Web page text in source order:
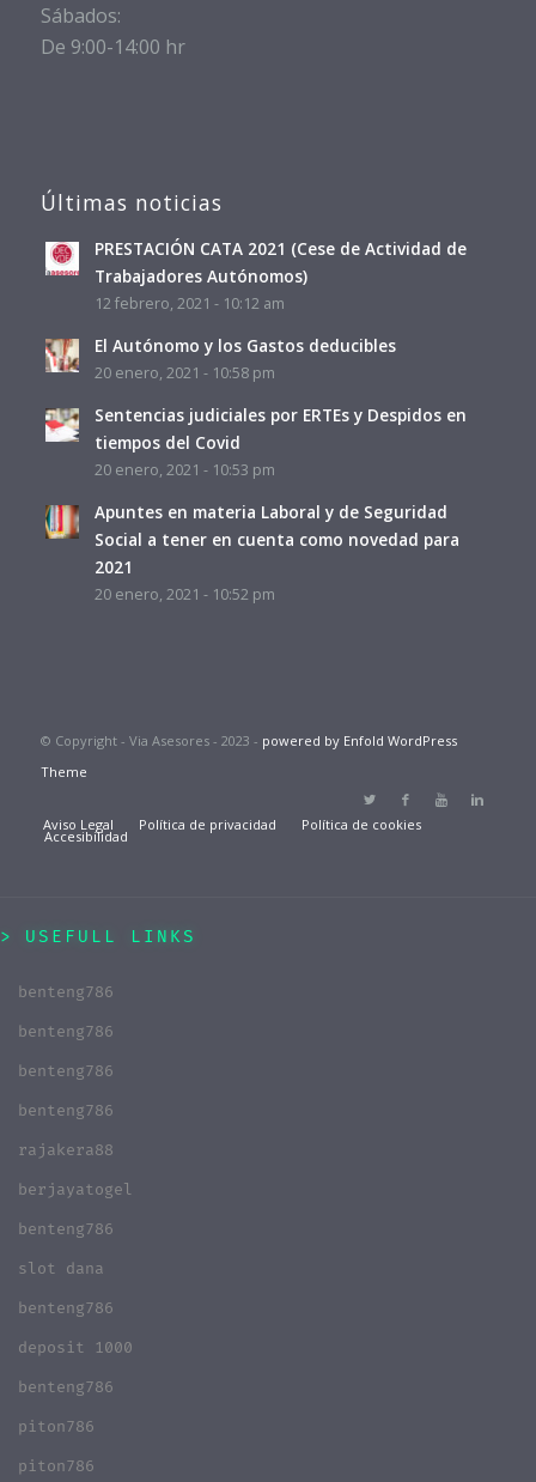
Sábados:
De 9:00-14:00 hr
Últimas noticias
PRESTACIÓN CATA 2021 (Cese de Actividad de
Trabajadores Autónomos)
12 febrero, 2021 - 10:12 am
El Autónomo y los Gastos deducibles
20 enero, 2021 - 10:58 pm
Sentencias judiciales por ERTEs y Despidos en
tiempos del Covid
20 enero, 2021 - 10:53 pm
Apuntes en materia Laboral y de Seguridad
Social a tener en cuenta como novedad para
2021
20 enero, 2021 - 10:52 pm
© Copyright - Via Asesores - 2023 - powered by Enfold WordPress
Theme
Aviso Legal Política de privacidad Política de cookies
Accesibilidad
USEFULL LINKS
benteng786
benteng786
benteng786
benteng786
rajakera88
berjayatogel
benteng786
slot dana
benteng786
deposit 1000
benteng786
piton786
piton786